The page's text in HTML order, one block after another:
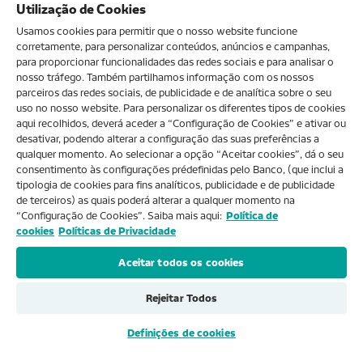
Utilização de Cookies
Usamos cookies para permitir que o nosso website funcione
corretamente, para personalizar conteúdos, anúncios e campanhas,
para proporcionar funcionalidades das redes sociais e para analisar o
nosso tráfego. Também partilhamos informação com os nossos
parceiros das redes sociais, de publicidade e de analítica sobre o seu
uso no nosso website. Para personalizar os diferentes tipos de cookies
aqui recolhidos, deverá aceder a “Configuração de Cookies” e ativar ou
desativar, podendo alterar a configuração das suas preferências a
qualquer momento. Ao selecionar a opção “Aceitar cookies”, dá o seu
consentimento às configurações prédefinidas pelo Banco, (que inclui a
tipologia de cookies para fins analíticos, publicidade e de publicidade
de terceiros) as quais poderá alterar a qualquer momento na
“Configuração de Cookies”. Saiba mais aqui: Política de
cookies Políticas de Privacidade
Aceitar todos os cookies
Rejeitar Todos
Definições de cookies